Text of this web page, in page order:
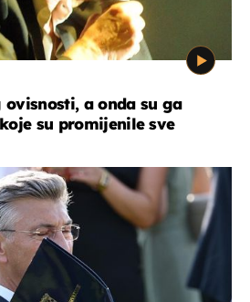
ovisnosti, a onda su ga
su promijenile sve